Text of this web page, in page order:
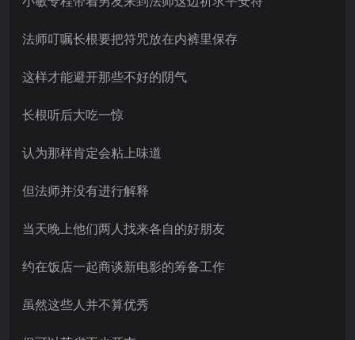
法师叮嘱长根要把符咒放在内裤里保存
这样才能避开那些不好的阴气
长根听后大吃一惊
认为那样肯定会粘上味道
但法师并没有进行解释
当天晚上他们两人找来各自的好朋友
约在饭店一起商谈新电影的筹备工作
虽然这些人并不算优秀